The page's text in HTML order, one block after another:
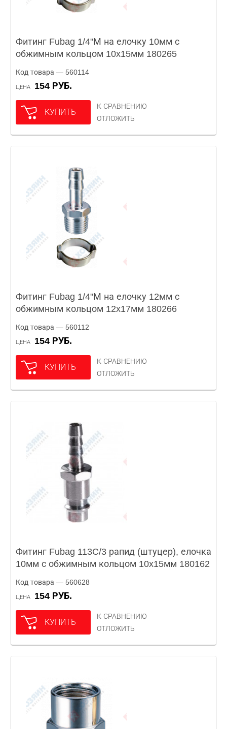
Фитинг Fubag 1/4"М на елочку 10мм с
обжимным кольцом 10x15мм 180265
Код товара — 560114
ЦЕНА 154 РУБ.
КУПИТЬ
К СРАВНЕНИЮ
ОТЛОЖИТЬ
Фитинг Fubag 1/4"М на елочку 12мм с
обжимным кольцом 12x17мм 180266
Код товара — 560112
ЦЕНА 154 РУБ.
КУПИТЬ
К СРАВНЕНИЮ
ОТЛОЖИТЬ
Фитинг Fubag 113C/3 рапид (штуцер), елочка
10мм с обжимным кольцом 10x15мм 180162
Код товара — 560628
ЦЕНА 154 РУБ.
КУПИТЬ
К СРАВНЕНИЮ
ОТЛОЖИТЬ